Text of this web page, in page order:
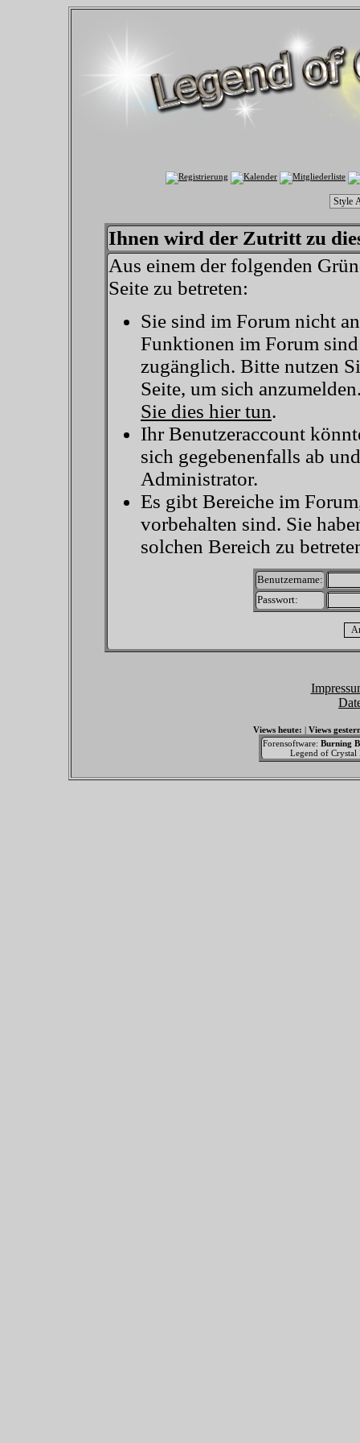
Ihnen wird der Zutritt zu
Aus einem der folgenden
Seite zu betreten:
Sie sind im Forum nicht
Funktionen im Forum
zugänglich. Bitte nutzen
Seite, um sich
Sie dies hier tun.
Ihr Benutzeraccount
sich gegebenenfalls ab
Administrator.
Es gibt Bereiche im
vorbehalten sind. Sie
solchen Bereich zu
Benutzername:
Passwort:
Views heute: | Views
Forensoftware: Burning
Legend of